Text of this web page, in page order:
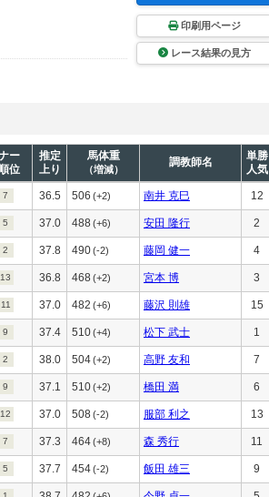
印刷用ページ
レース結果の見方
ー
位
推定
上り
馬体重
（増減）
調教師名
単勝
人気
7 36.5 506 (+2) 南井 克巳 12
5 37.0 488 (+6) 安田 隆行 2
2 37.8 490(-2) 藤岡 健一 4
13 36.8 468 (+2) 宮本 博 3
11 37.0 482 (+6) 藤沢 則雄 15
9 37.4 510(+4) 松下 武士 1
2 38.0 504(+2) 高野 友和 7
9 37.1 510(+2) 橋田 満 6
12 37.0 508(-2) 服部 利之 13
7 37.3 464(+8) 森 秀行 11
5 37.7 454(-2) 飯田 雄三 9